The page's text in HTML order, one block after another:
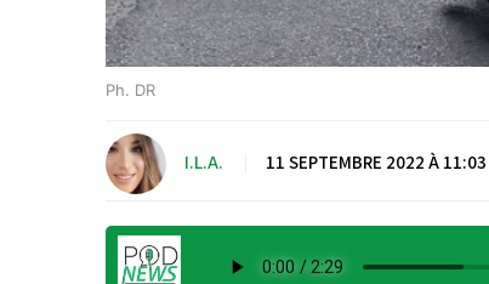
Ph. DR
I.L.A. 11 SEPTEMBRE 2022 À 11:03